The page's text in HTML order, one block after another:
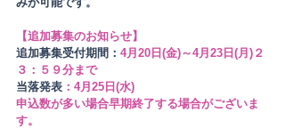
【追加募集のお知らせ】
追加募集受付期間： 4月20日(金)～4月23日(月)２
３：５９分まで
当落発表 ：4月25日(水)
申込数が多い場合早期終了する場合がございま
す。